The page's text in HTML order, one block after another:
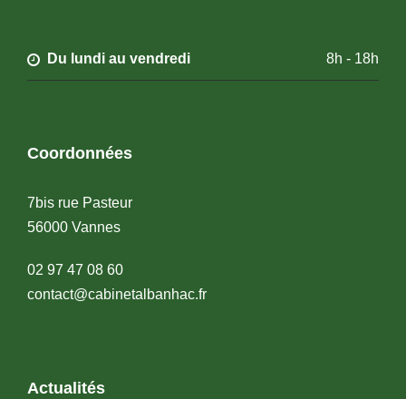
Du lundi au vendredi 8h - 18h
Coordonnées
7bis rue Pasteur
56000 Vannes
02 97 47 08 60
contact@cabinetalbanhac.fr
Actualités